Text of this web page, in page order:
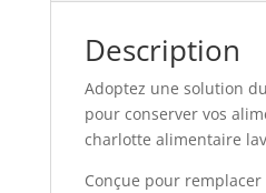
Description
Adoptez une solution
pour conserver vos
charlotte alimentaire
Conçue pour